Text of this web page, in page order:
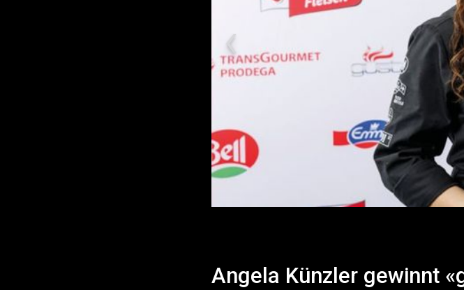
Angela Künzler gewinnt